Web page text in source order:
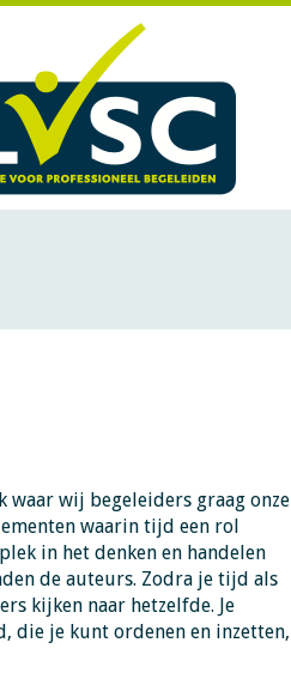
waar wij begeleiders graag onze
waarin tijd een rol
in het denken en handelen
de auteurs. Zodra je tijd als
kijken naar hetzelfde. Je
die je kunt ordenen en inzetten,